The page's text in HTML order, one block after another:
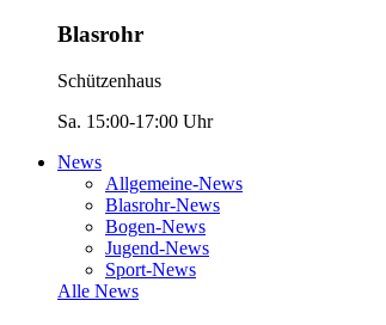
Blasrohr
Schützenhaus
Sa. 15:00-17:00 Uhr
News
Allgemeine-News
Blasrohr-News
Bogen-News
Jugend-News
Sport-News
Alle News